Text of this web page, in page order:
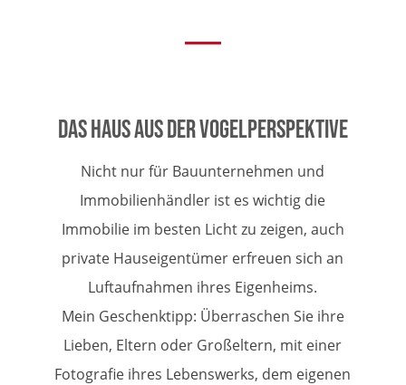
Das Haus aus der Vogelperspektive
Nicht nur für Bauunternehmen und
Immobilienhändler ist es wichtig die
Immobilie im besten Licht zu zeigen, auch
private Hauseigentümer erfreuen sich an
Luftaufnahmen ihres Eigenheims.
Mein Geschenktipp: Überraschen Sie ihre
Lieben, Eltern oder Großeltern, mit einer
Fotografie ihres Lebenswerks, dem eigenen